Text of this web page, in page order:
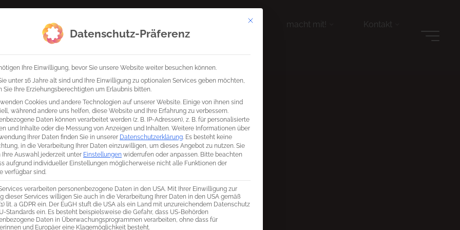
Startseite was wir tun macht mit! Kontakt
Mit diesem Button wird der Dialog geschlossen. Seine Funktionalität ist
Datenschutz-Präferenz
Ihre Einwilligung, bevor Sie unsere Website weiter besuchen können.
unter 16 Jahre alt sind und Ihre Einwilligung zu optionalen Services geben möchten,
Sie Ihre Erziehungsberechtigten um Erlaubnis bitten.
Cookies und andere Technologien auf unserer Website. Einige von ihnen sind
während andere uns helfen, diese Website und Ihre Erfahrung zu verbessern.
Daten können verarbeitet werden (z. B. IP-Adressen), z. B. für personalisierte
und Inhalte oder die Messung von Anzeigen und Inhalten. Weitere Informationen über
Ihrer Daten finden Sie in unserer Datenschutzerklärung. Es besteht keine
in die Verarbeitung Ihrer Daten einzuwilligen, um dieses Angebot zu nutzen. Sie
Ihre Auswahl jederzeit unter Einstellungen widerrufen oder anpassen. Bitte beachten
aufgrund individueller Einstellungen möglicherweise nicht alle Funktionen der
verfügbar sind.
verarbeiten personenbezogene Daten in den USA. Mit Ihrer Einwilligung zur
dieser Services willigen Sie auch in die Verarbeitung Ihrer Daten in den USA gemäß
lit. a GDPR ein. Der EuGH stuft die USA als ein Land mit unzureichendem Datenschutz
Standards ein. Es besteht beispielsweise die Gefahr, dass US-Behörden
Daten in Überwachungsprogrammen verarbeiten, ohne dass für
und Europäer eine Klagemöglichkeit besteht.